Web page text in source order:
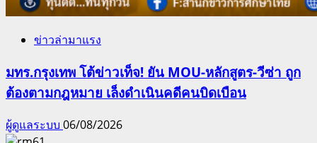
ข่าวล่ามาแรง
มทร.กรุงเทพ โต้ข่าวเท็จ! ยัน MOU-หลักสูตร-วีซ่า ถูก
ต้องตามกฎหมาย เล็งดำเนินคดีคนบิดเบือน
ผู้ดูแลระบบ 06/08/2026